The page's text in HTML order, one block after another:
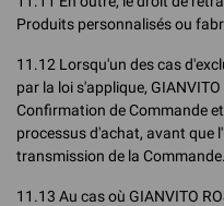
Produits personnalisés ou
11.12 Lorsqu'un des cas
par la loi s'applique,
Confirmation de Commande
processus d'achat, avant que
transmission de la Commande.
11.13 Au cas où GIANVITO